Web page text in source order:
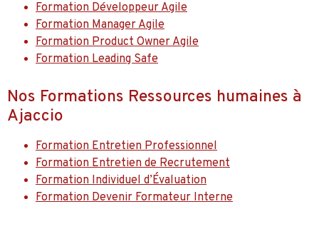
Formation Développeur Agile
Formation Manager Agile
Formation Product Owner Agile
Formation Leading Safe
Nos Formations Ressources humaines à
Ajaccio
Formation Entretien Professionnel
Formation Entretien de Recrutement
Formation Individuel d’Évaluation
Formation Devenir Formateur Interne